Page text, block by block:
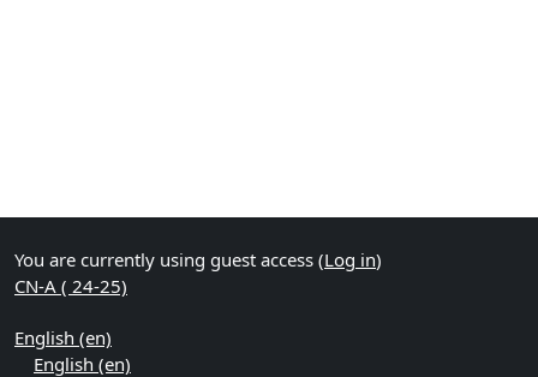
You are currently using guest access (Log in)
CN-A ( 24-25)
English ‎(en)‎
English ‎(en)‎